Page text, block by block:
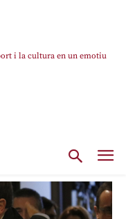
i la cultura en un emotiu